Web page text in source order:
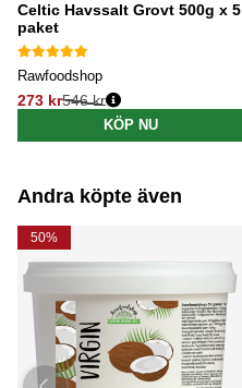
Celtic Havssalt Grovt 500g x 5
paket
Rawfoodshop
273 kr
Ordinarie pris:
546 kr
KÖP NU
Andra köpte även
50%